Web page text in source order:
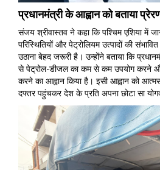
प्रधानमंत्री के आह्वान को बताया
संजय श्रीवास्तव ने कहा कि पश्चिम एशिया में
परिस्थितियों और पेट्रोलियम उत्पादों की
उठाना बेहद जरूरी है। उन्होंने बताया कि
से पेट्रोल-डीजल का कम से कम उपयोग करने
करने का आह्वान किया है। इसी आह्वान को
दफ्तर पहुंचकर देश के प्रति अपना छोटा सा